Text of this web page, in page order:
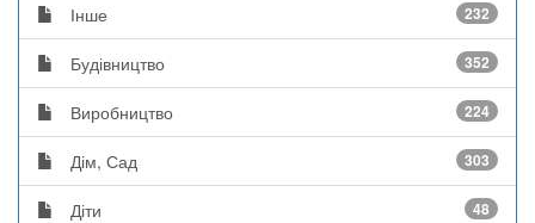
Інше 232
Будівництво 352
Виробництво 224
Дім, Сад 303
Діти 48